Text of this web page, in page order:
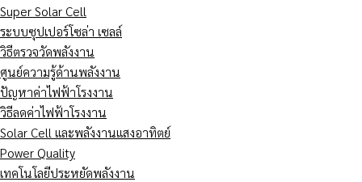
Super Solar Cell
ระบบซุปเปอร์โซล่า เซลล์
วิธีตรวจวัดพลังงาน
ศูนย์ความรู้ด้านพลังงาน
ปัญหาค่าไฟฟ้าโรงงาน
วิธีลดค่าไฟฟ้าโรงงาน
Solar Cell และพลังงานแสงอาทิตย์
Power Quality
เทคโนโลยีประหยัดพลังงาน